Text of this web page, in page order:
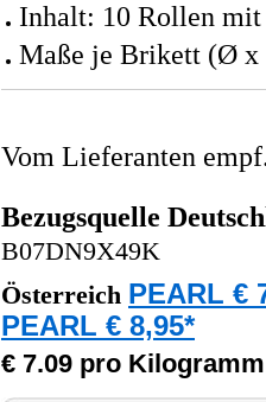
Inhalt: 10 Rollen
Maße je Brikett (Ø x
Vom Lieferanten
Bezugsquelle
B07DN9X49K
Österreich PEARL €
PEARL € 8,95*
€ 7.09 pro Kilogramm